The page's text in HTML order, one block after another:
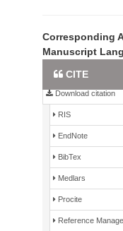
Corresponding
Manuscript
CITE
Full Text PDF
Download citation
RIS
EndNote
BibTex
Medlars
Procite
Reference